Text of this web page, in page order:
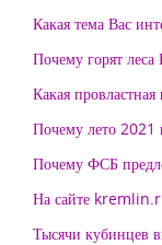
Какая тема Вас
Почему горят леса
Какая
Почему лето 2021
Почему ФСБ
На сайте
Тысячи кубинцев